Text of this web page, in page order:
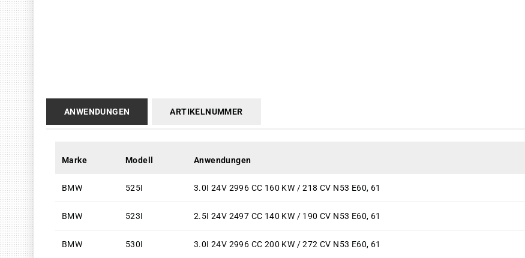
ANWENDUNGEN
Marke Modell Anwendungen
BMW 525I 3.0I 24V 2996 CC 160 KW / 218 CV N53 E60, 61
BMW 523I 2.5I 24V 2497 CC 140 KW / 190 CV N53 E60, 61
BMW 530I 3.0I 24V 2996 CC 200 KW / 272 CV N53 E60, 61
ARTIKELNUMMER